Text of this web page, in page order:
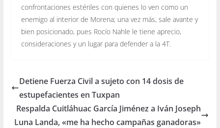
confrontaciones estériles con quienes lo ven como un
enemigo al interior de Morena; una vez más, sale avante y
bien posicionado, pues Rocío Nahle le tiene aprecio,
consideraciones y un lugar para defender a la 4T.
Detiene Fuerza Civil a sujeto con 14 dosis de
estupefacientes en Tuxpan
Respalda Cuitláhuac García Jiménez a Iván Joseph
Luna Landa, «me ha hecho campañas ganadoras»